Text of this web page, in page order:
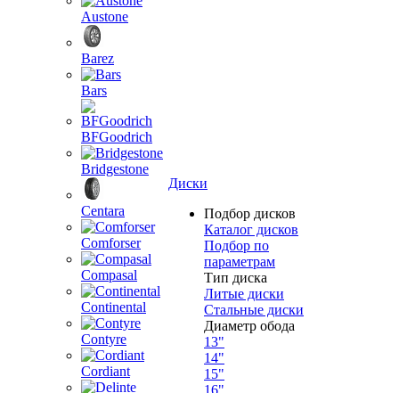
Austone
Barez
Bars
BFGoodrich
Bridgestone
Centara
Comforser
Compasal
Continental
Contyre
Cordiant
Диски
Подбор дисков
Каталог дисков
Подбор по
параметрам
Тип диска
Литые диски
Стальные диски
Диаметр обода
13"
14"
15"
16"